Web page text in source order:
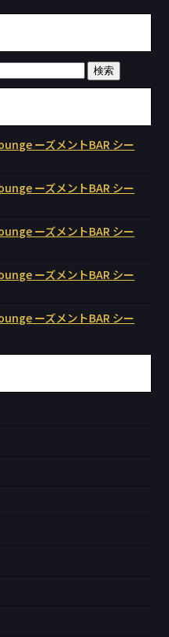
ーズメントBAR シー
ーズメントBAR シー
ーズメントBAR シー
ーズメントBAR シー
ーズメントBAR シー